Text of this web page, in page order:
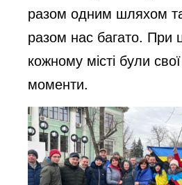
разом одним шляхом
разом нас багато. При
кожному місті були
моменти.